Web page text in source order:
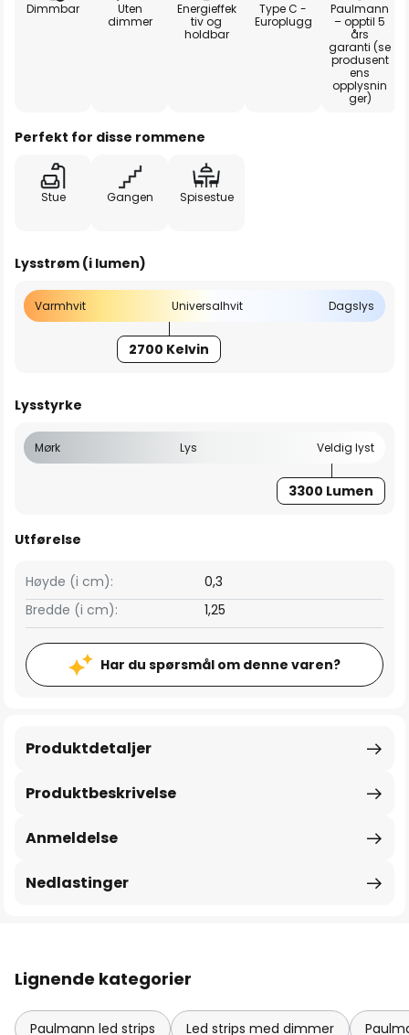
Dimmbar
Uten
dimmer
Energieffek
tiv og
holdbar
Type C -
Europlugg
Paulmann
– opptil 5
års
garanti (se
produsent
ens
opplysnin
ger)
Perfekt for disse rommene
Stue Gangen Spisestue
Lysstrøm (i lumen)
Varmhvit Universalhvit Dagslys
2700 Kelvin
Lysstyrke
Mørk Lys Veldig lyst
3300 Lumen
Utførelse
Bredde (i cm): 1,25
Høyde (i cm): 0,3
Har du spørsmål om denne varen?
Produktbeskrivelse
Produktdetaljer
Anmeldelse
Nedlastinger
Lignende kategorier
Paulmann led strips Led strips med dimmer